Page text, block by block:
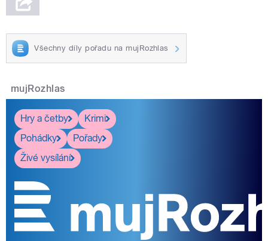
Všechny díly pořadu na mujRozhlas
mujRozhlas
Hry a četby
Krimi
Pohádky
Pořady
Živé vysílání